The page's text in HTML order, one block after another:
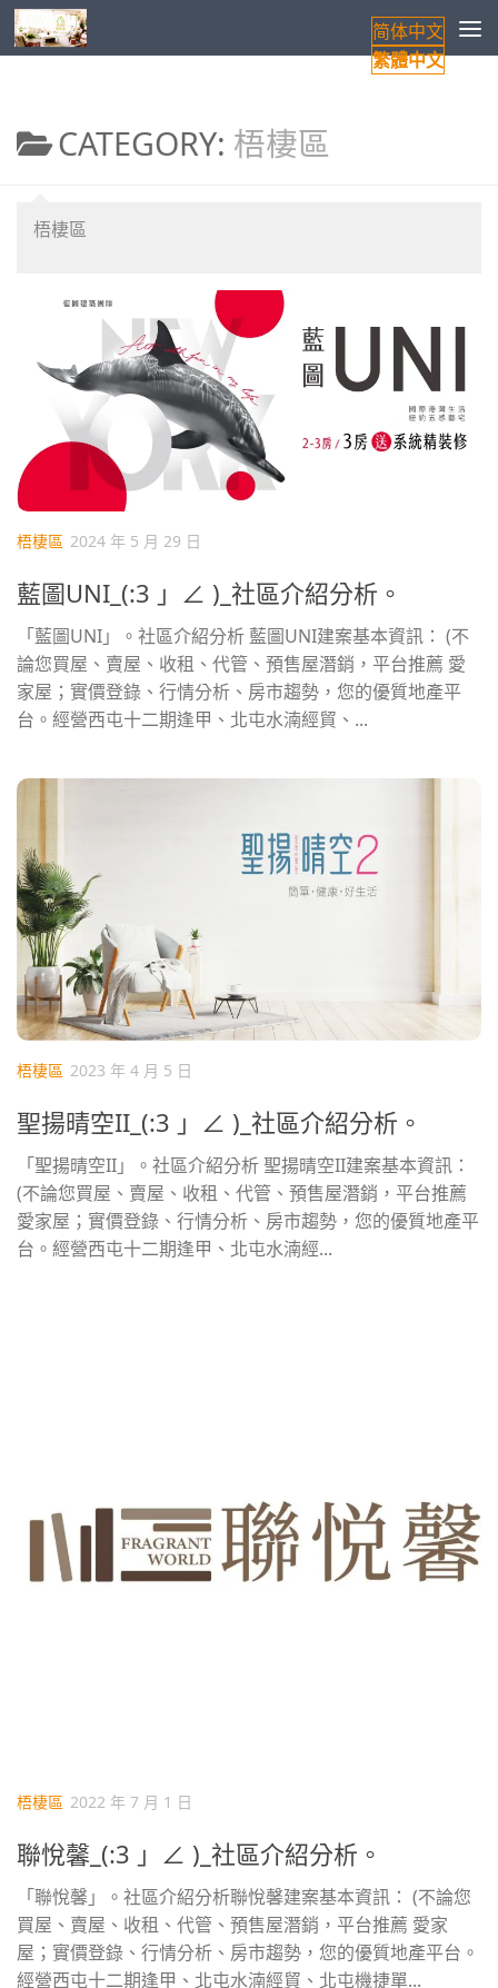
Skip to content
CATEGORY: 梧棲區
梧棲區
梧棲區 2024 年 5 月 29 日
藍圖UNI_(:3 」∠ )_社區介紹分析。
「藍圖UNI」。社區介紹分析 藍圖UNI建案基本資訊： (不
論您買屋、賣屋、收租、代管、預售屋潛銷，平台推薦 愛
家屋；實價登錄、行情分析、房市趨勢，您的優質地產平
台。經營西屯十二期逢甲、北屯水湳經貿、...
梧棲區 2023 年 4 月 5 日
聖揚晴空II_(:3 」∠ )_社區介紹分析。
「聖揚晴空II」。社區介紹分析 聖揚晴空II建案基本資訊：
(不論您買屋、賣屋、收租、代管、預售屋潛銷，平台推薦
愛家屋；實價登錄、行情分析、房市趨勢，您的優質地產平
台。經營西屯十二期逢甲、北屯水湳經...
梧棲區 2022 年 7 月 1 日
聯悅馨_(:3 」∠ )_社區介紹分析。
「聯悅馨」。社區介紹分析聯悅馨建案基本資訊： (不論您
買屋、賣屋、收租、代管、預售屋潛銷，平台推薦 愛家
屋；實價登錄、行情分析、房市趨勢，您的優質地產平台。
經營西屯十二期逢甲、北屯水湳經貿、北屯機捷單...
简体中文
繁體中文